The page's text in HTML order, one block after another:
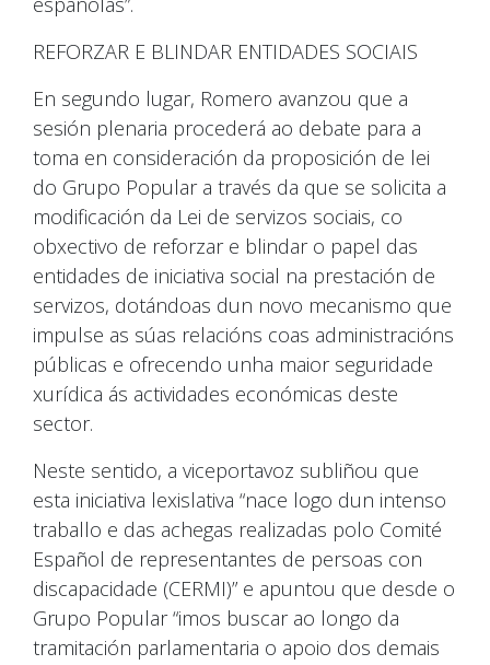
REFORZAR E BLINDAR ENTIDADES SOCIAIS
En segundo lugar, Romero avanzou que a
sesión plenaria procederá ao debate para a
toma en consideración da proposición de lei
do Grupo Popular a través da que se solicita a
modificación da Lei de servizos sociais, co
obxectivo de reforzar e blindar o papel das
entidades de iniciativa social na prestación de
servizos, dotándoas dun novo mecanismo que
impulse as súas relacións coas administracións
públicas e ofrecendo unha maior seguridade
xurídica ás actividades económicas deste
sector.
Neste sentido, a viceportavoz subliñou que
esta iniciativa lexislativa “nace logo dun intenso
traballo e das achegas realizadas polo Comité
Español de representantes de persoas con
discapacidade (CERMI)” e apuntou que desde o
Grupo Popular “imos buscar ao longo da
tramitación parlamentaria o apoio dos demais